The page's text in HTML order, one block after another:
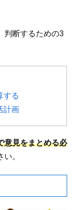
判断するための3
する
計画
意見をまとめる必
。